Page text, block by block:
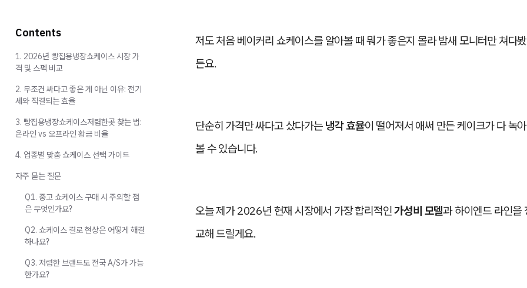
저도 처음 베이커리 쇼케이스를 알아볼 때 뭐가 좋은지 몰라 밤새 모니터만 쳐다
든요.
단순히 가격만 싸다고 샀다가는 냉각 효율이 떨어져서 애써 만든 케이크가 다 녹
볼 수 있습니다.
오늘 제가 2026년 현재 시장에서 가장 합리적인가성비 모델과 하이엔드 라인을
교해 드릴게요.
Contents
1. 2026년 빵집용냉장쇼케이스 시장 가
격 및 스펙 비교
2. 무조건 싸다고 좋은 게 아닌 이유: 전기
세와 직결되는 효율
3. 빵집용냉장쇼케이스저렴한곳 찾는 법:
온라인 vs 오프라인 황금 비율
4. 업종별 맞춤 쇼케이스 선택 가이드
자주 묻는 질문
Q1. 중고 쇼케이스 구매 시 주의할 점
은 무엇인가요?
Q2. 쇼케이스 결로 현상은 어떻게 해결
하나요?
Q3. 저렴한 브랜드도 전국 A/S가 가능
한가요?